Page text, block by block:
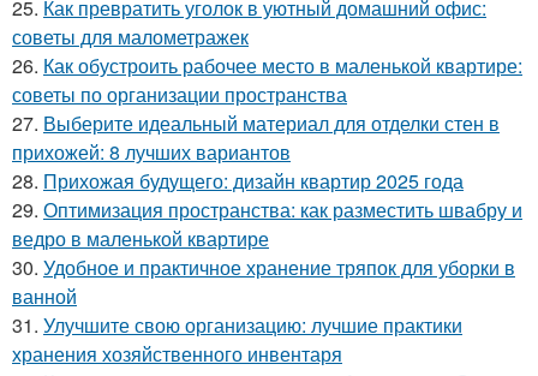
25. Как превратить уголок в уютный домашний офис:
советы для малометражек
26. Как обустроить рабочее место в маленькой квартире:
советы по организации пространства
27. Выберите идеальный материал для отделки стен в
прихожей: 8 лучших вариантов
28. Прихожая будущего: дизайн квартир 2025 года
29. Оптимизация пространства: как разместить швабру и
ведро в маленькой квартире
30. Удобное и практичное хранение тряпок для уборки в
ванной
31. Улучшите свою организацию: лучшие практики
хранения хозяйственного инвентаря